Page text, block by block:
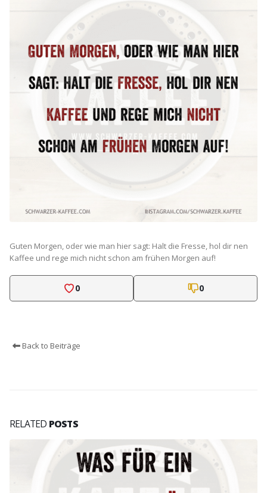
Guten Morgen, oder wie man hier sagt: Halt die Fresse, hol dir nen
Kaffee und rege mich nicht schon am frühen Morgen auf!
0 0
Back to Beiträge
RELATED POSTS